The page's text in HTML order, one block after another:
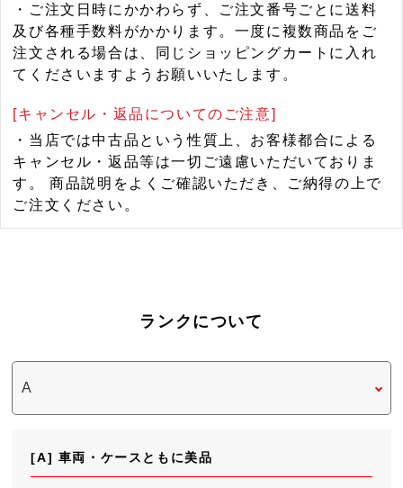
・ご注文日時にかかわらず、ご注文番号ごとに送料
及び各種手数料がかかります。一度に複数商品をご
注文される場合は、同じショッピングカートに入れ
てくださいますようお願いいたします。
[キャンセル・返品についてのご注意]
・当店では中古品という性質上、お客様都合による
キャンセル・返品等は一切ご遠慮いただいておりま
す。 商品説明をよくご確認いただき、ご納得の上で
ご注文ください。
ランクについて
[A] 車両・ケースともに美品